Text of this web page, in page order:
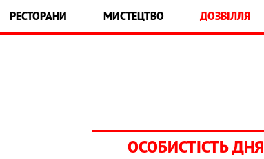
РЕСТОРАНИ МИСТЕЦТВО ДОЗВІЛЛЯ
ОСОБИСТІСТЬ ДНЯ